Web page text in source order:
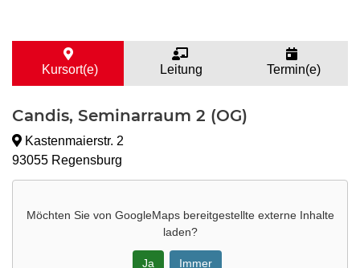
Kursort(e) Leitung Termin(e)
Candis, Seminarraum 2 (OG)
Kastenmaierstr. 2
93055 Regensburg
Möchten Sie von GoogleMapsbereitgestellte externe Inhalte
laden?
Ja Immer